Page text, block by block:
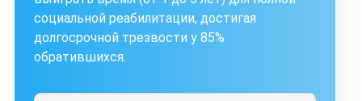
социальной реабилитации, достигая
долгосрочной трезвости у 85%
обратившихся.